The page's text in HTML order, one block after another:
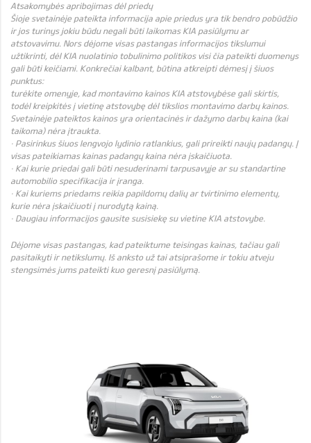
Atsakomybės apribojimas dėl priedų
Šioje svetainėje pateikta informacija apie priedus yra tik bendro pobūdžio
ir jos turinys jokiu būdu negali būti laikomas KIA pasiūlymu ar
atstovavimu. Nors dėjome visas pastangas informacijos tikslumui
užtikrinti, dėl KIA nuolatinio tobulinimo politikos visi čia pateikti duomenys
gali būti keičiami. Konkrečiai kalbant, būtina atkreipti dėmesį į šiuos
punktus:
turėkite omenyje, kad montavimo kainos KIA atstovybėse gali skirtis,
todėl kreipkitės į vietinę atstovybę dėl tikslios montavimo darbų kainos.
Svetainėje pateiktos kainos yra orientacinės ir dažymo darbų kaina (kai
taikoma) nėra įtraukta.
· Pasirinkus šiuos lengvojo lydinio ratlankius, gali prireikti naujų padangų. Į
visas pateikiamas kainas padangų kaina nėra įskaičiuota.
· Kai kurie priedai gali būti nesuderinami tarpusavyje ar su standartine
automobilio specifikacija ir įranga.
· Kai kuriems priedams reikia papildomų dalių ar tvirtinimo elementų,
kurie nėra įskaičiuoti į nurodytą kainą.
· Daugiau informacijos gausite susisiekę su vietine KIA atstovybe.
Dėjome visas pastangas, kad pateiktume teisingas kainas, tačiau gali
pasitaikyti ir netikslumų. Iš anksto už tai atsiprašome ir tokiu atveju
stengsimės jums pateikti kuo geresnį pasiūlymą.